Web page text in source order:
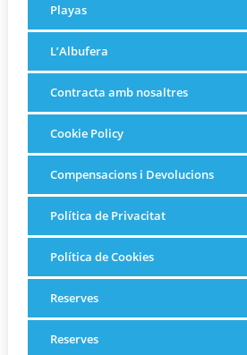
Playas
L’Albufera
Contracta amb nosaltres
Cookie Policy
Compensacions i Devolucions
Política de Privacitat
Política de Cookies
Reserves
Reserves